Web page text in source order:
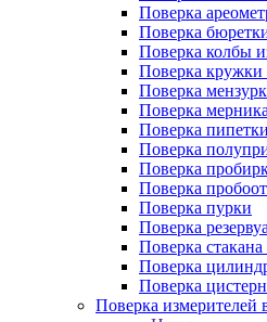
Поверка
Поверка
Поверка колбы
Поверка кружки
Поверка
Поверка мерника
Поверка пипетки
Поверка
Поверка
Поверка
Поверка пурки
Поверка
Поверка
Поверка
Поверка
Поверка измерителей